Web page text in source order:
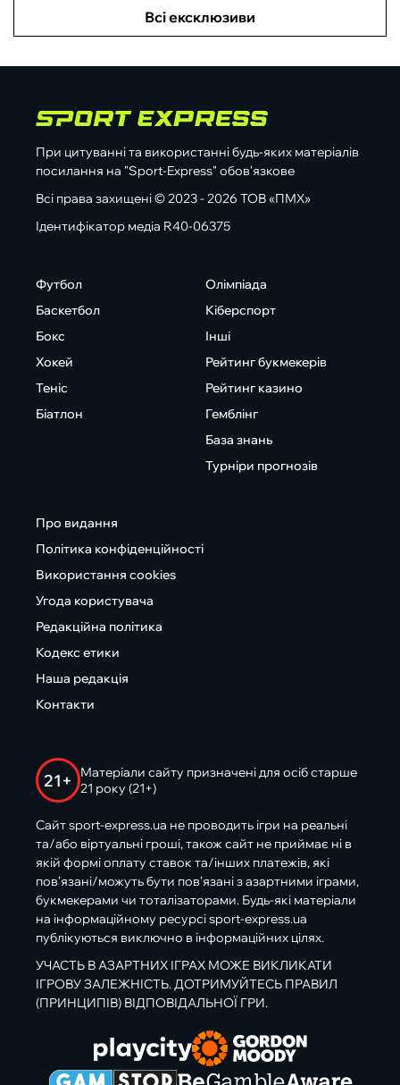
Всі ексклюзиви
При цитуванні та використанні будь-яких матеріалів
посилання на "Sport-Express" обов'язкове
Всі права захищені © 2023 - 2026 ТОВ «ПМХ»
Ідентифікатор медіа R40-06375
Футбол
Баскетбол
Бокс
Хокей
Теніс
Біатлон
Олімпіада
Кіберспорт
Інші
Рейтинг букмекерів
Рейтинг казино
Гемблінг
База знань
Турніри прогнозів
Про видання
Політика конфіденційності
Використання cookies
Угода користувача
Редакційна політика
Кодекс етики
Наша редакція
Контакти
21+
Матеріали сайту призначені для осіб старше
21 року (21+)
Сайт sport-express.ua не проводить ігри на реальні
та/або віртуальні гроші, також сайт не приймає ні в
якій формі оплату ставок та/інших платежів, які
пов’язані/можуть бути пов’язані з азартними іграми,
букмекерами чи тоталізаторами. Будь-які матеріали
на інформаційному ресурсі sport-express.ua
публікуються виключно в інформаційних цілях.
УЧАСТЬ В АЗАРТНИХ ІГРАХ МОЖЕ ВИКЛИКАТИ
ІГРОВУ ЗАЛЕЖНІСТЬ. ДОТРИМУЙТЕСЬ ПРАВИЛ
(ПРИНЦИПІВ) ВІДПОВІДАЛЬНОЇ ГРИ.